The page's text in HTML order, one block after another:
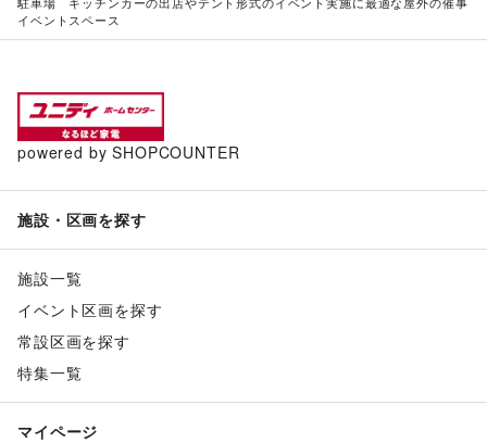
イベントスペース
powered by SHOPCOUNTER
施設・区画を探す
施設一覧
イベント区画を探す
常設区画を探す
特集一覧
マイページ